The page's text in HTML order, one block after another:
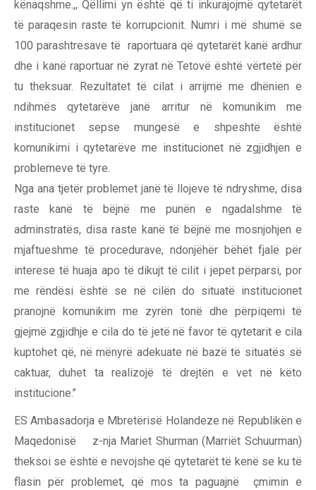
kënaqshme.,, Qëllimi yn është që ti inkurajojmë qytetarët
të paraqesin raste të korrupcionit. Numri i më shumë se
100 parashtresave të raportuara që qytetarët kanë ardhur
dhe i kanë raportuar në zyrat në Tetovë është vërtetë për
tu theksuar. Rezultatet të cilat i arrijmë me dhënien e
ndihmës qytetarëve janë arritur në komunikim me
institucionet sepse mungesë e shpeshtë është
komunikimi i qytetarëve me institucionet në zgjidhjen e
problemeve të tyre.
Nga ana tjetër problemet janë të llojeve të ndryshme, disa
raste kanë të bëjnë me punën e ngadalshme të
adminstratës, disa raste kanë të bëjnë me mosnjohjen e
mjaftueshme të procedurave, ndonjëhër bëhët fjalë për
interese të huaja apo të dikujt të cilit i jepet përparsi, por
me rëndësi është se në cilën do situatë institucionet
pranojnë komunikim me zyrën tonë dhe përpiqemi të
gjejmë zgjidhje e cila do të jetë në favor të qytetarit e cila
kuptohet që, në mënyrë adekuate në bazë të situatës së
caktuar, duhet ta realizojë të drejtën e vet në këto
institucione.’’
ES Ambasadorja e Mbretërisë Holandeze në Republikën e
Maqedonisë z-nja Mariet Shurman (Marriët Schuurman)
theksoi se është e nevojshe që qytetarët të kenë se ku të
flasin për problemet, që mos ta paguajnë çmimin e